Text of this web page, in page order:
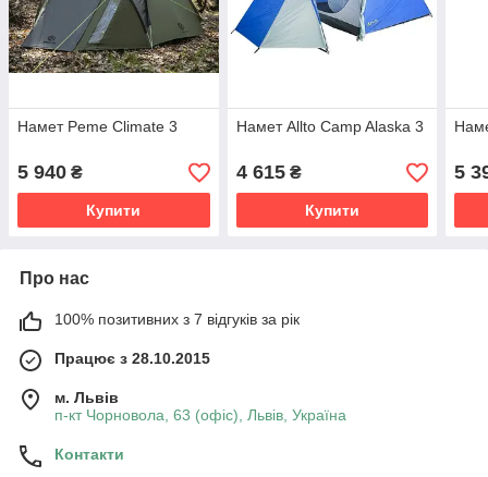
Намет Peme Climate 3
5 940 ₴
Купити
Намет Allto Camp Alaska 3
4 615₴
Купити
5
Про нас
100% позитивних з 7 відгуків за рік
Працює з 28.10.2015
м. Львів
п-кт Чорновола, 63 (офіс), Львів, Україна
Контакти